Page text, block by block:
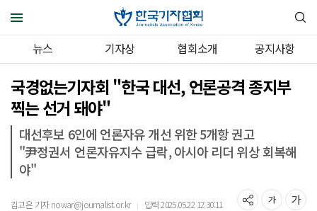
뉴스 기자상 협회소개 공지사항
국경없는기자회 "한국 대선, 언론공격 종지부
찍는 선거 돼야"
대선후보 6인에 언론자유 개선 위한 5개항 권고
"尹정권서 언론자유지수 급락, 아시아 리더 위상 회복해
야"
김고은 기자 nowar@journalist.or.kr ｜ 입력 2025.05.22 12:30:11